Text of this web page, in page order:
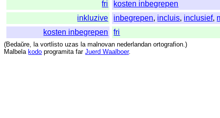
fri
kosten inbegrepen
inkluzive
inbegrepen, incluis, inclusief,
kosten inbegrepen
fri
(Bedaŭre, la vortlisto uzas la malnovan nederlandan ortografion.)
Malbela kodo programita far Juerd Waalboer.